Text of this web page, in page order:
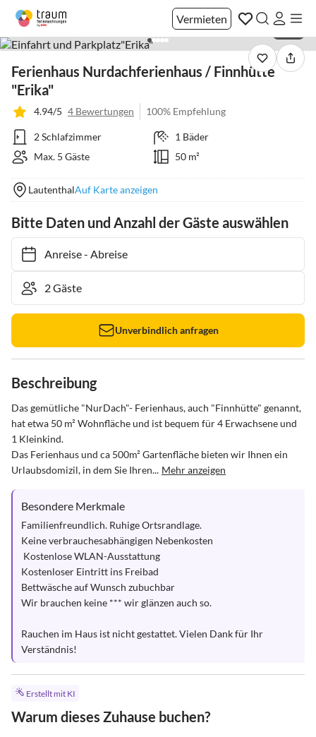
Vermieten
Ferienhaus Nurdachferienhaus / Finnhütte
"Erika"
4.94/5 4 Bewertungen 100% Empfehlung
2 Schlafzimmer
1 Bäder
Max. 5 Gäste
50 m²
LautenthalAuf Karte anzeigen
Bitte Daten und Anzahl der Gäste auswählen
Anreise- Abreise
Unverbindlich anfragen
Beschreibung
Das gemütliche "NurDach"- Ferienhaus, auch "Finnhütte" genannt,
hat etwa 50 m² Wohnfläche und ist bequem für 4 Erwachsene und
1 Kleinkind.
Das Ferienhaus und ca 500m² Gartenfläche bieten wir Ihnen ein
Urlaubsdomizil, in dem Sie Ihren... Mehr anzeigen
Besondere Merkmale
Familienfreundlich. Ruhige Ortsrandlage.
Keine verbrauchesabhängigen Nebenkosten
Kostenloser Eintritt ins Freibad
Bettwäsche auf Wunsch zubuchbar
Wir brauchen keine *** wir glänzen auch so.
Rauchen im Haus ist nicht gestattet. Vielen Dank für Ihr
Verständnis!
Erstellt mit KI
Warum dieses Zuhause buchen?